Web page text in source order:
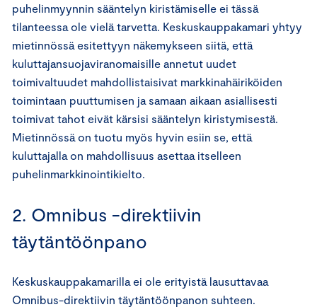
puhelinmyynnin sääntelyn kiristämiselle ei tässä
tilanteessa ole vielä tarvetta. Keskuskauppakamari yhtyy
mietinnössä esitettyyn näkemykseen siitä, että
kuluttajansuojaviranomaisille annetut uudet
toimivaltuudet mahdollistaisivat markkinahäiriköiden
toimintaan puuttumisen ja samaan aikaan asiallisesti
toimivat tahot eivät kärsisi sääntelyn kiristymisestä.
Mietinnössä on tuotu myös hyvin esiin se, että
kuluttajalla on mahdollisuus asettaa itselleen
puhelinmarkkinointikielto.
2. Omnibus -direktiivin
täytäntöönpano
Keskuskauppakamarilla ei ole erityistä lausuttavaa
Omnibus-direktiivin täytäntöönpanon suhteen.